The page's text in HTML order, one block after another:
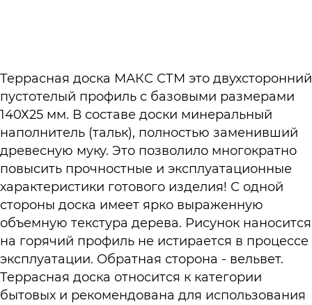
Террасная доска МАКС СТМ это двухсторонний
пустотелый профиль с базовыми размерами
140Х25 мм. В составе доски минеральный
наполнитель (тальк), полностью заменивший
древесную муку. Это позволило многократно
повысить прочностные и эксплуатационные
характеристики готового изделия! С одной
стороны доска имеет ярко выраженную
объемную текстура дерева. Рисунок наносится
на горячий профиль не истирается в процессе
эксплуатации. Обратная сторона - вельвет.
Террасная доска относится к категории
бытовых и рекомендована для использования